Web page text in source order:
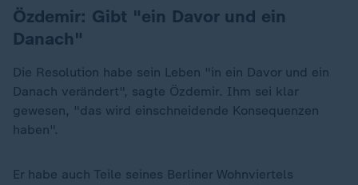
Özdemir: Gibt "ein Davor und ein
Danach"
Die Resolution habe sein Leben "in ein Davor und ein
Danach verändert", sagte Özdemir. Ihm sei klar
gewesen, "das wird einschneidende Konsequenzen
haben".
Er habe auch Teile seines Berliner Wohnviertels